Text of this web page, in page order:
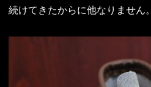
続けてきたからに他なりません。